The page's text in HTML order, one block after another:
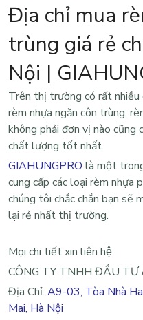
Địa chỉ mua
trùng giá rẻ
Nội |
Trên thị trường có rất nhiều
rèm nhựa ngăn côn trùng,
không phải đơn vị nào cũng
chất lượng tốt nhất.
GIAHUNGPRO là một
cung cấp các loại rèm
chúng tôi chắc chắn bạn sẽ
lại rẻ nhất thị trường.
Mọi chi tiết xin liên hệ
CÔNG TY TNHH ĐẦU TƯ
Địa Chỉ: A9-03, Tòa Nhà
Mai, Hà Nội